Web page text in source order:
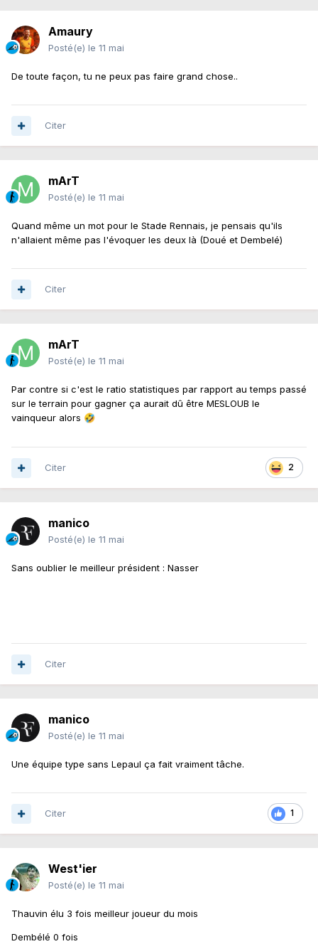
Amaury
Posté(e) le 11 mai
De toute façon, tu ne peux pas faire grand chose..
Citer
mArT
Posté(e) le 11 mai
Quand même un mot pour le Stade Rennais, je pensais qu'ils
n'allaient même pas l'évoquer les deux là (Doué et Dembelé)
Citer
mArT
Posté(e) le 11 mai
Par contre si c'est le ratio statistiques par rapport au temps passé
sur le terrain pour gagner ça aurait dû être MESLOUB le
vainqueur alors 🤣
2
Citer
manico
Posté(e) le 11 mai
Sans oublier le meilleur président : Nasser
Citer
manico
Posté(e) le 11 mai
Une équipe type sans Lepaul ça fait vraiment tâche.
1
Citer
West'ier
Posté(e) le 11 mai
Thauvin élu 3 fois meilleur joueur du mois
Dembélé 0 fois